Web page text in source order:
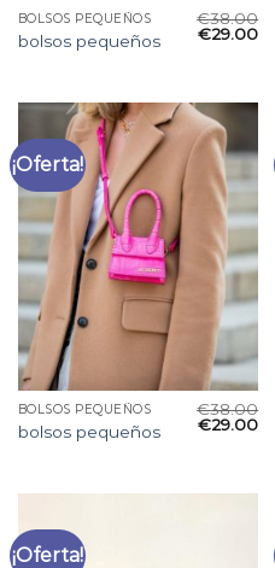
BOLSOS PEQUEÑOS
bolsos pequeños
€38.00
€29.00
¡Oferta!
BOLSOS PEQUEÑOS
bolsos pequeños
€38.00
€29.00
¡Oferta!